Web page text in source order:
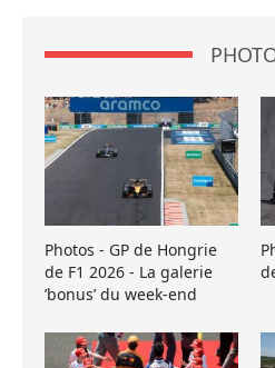
Photos - GP de Hongrie
de F1 2026 - La galerie
’bonus’ du week-end